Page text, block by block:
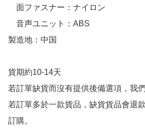
面ファスナー：ナイロン
音声ユニット：ABS
製造地：中国
貨期約10-14天
若訂單缺貨而沒有提供後備選項，我
若訂單多於一款貨品，缺貨貨品會退
訂購。